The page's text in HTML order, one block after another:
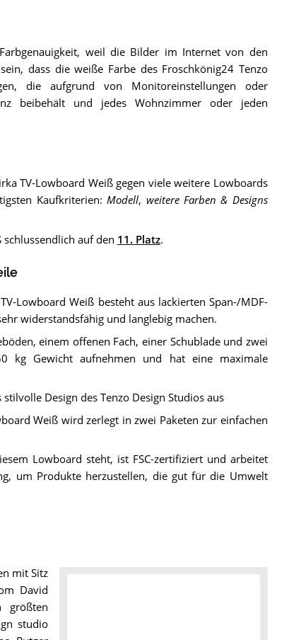
weil die Bilder im Internet von den
dass die weiße Farbe des Froschkönig24 Tenzo
die aufgrund von Monitoreinstellungen oder
beibehält und jedes Wohnzimmer oder jeden
TV-Lowboard Weiß gegen viele weitere Lowboards
Kaufkriterien: Modell, weitere Farben & Designs
schlussendlich auf den 11. Platz.
Lowboard Weiß besteht aus lackierten Span-/MDF-
widerstandsfähig und langlebig machen.
einem offenen Fach, einer Schublade und zwei
kg Gewicht aufnehmen und hat eine maximale
Design des Tenzo Design Studios aus
Weiß wird zerlegt in zwei Paketen zur einfachen
Lowboard steht, ist FSC-zertifiziert und arbeitet
um Produkte herzustellen, die gut für die Umwelt
mit Sitz
David
größten
studio